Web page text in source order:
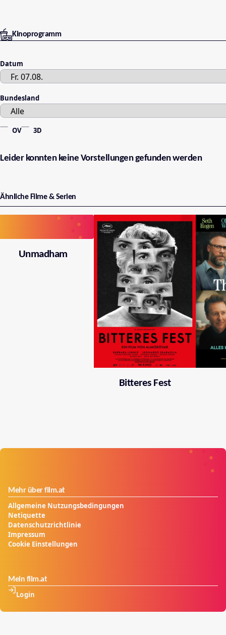
Kinoprogramm
Datum
Bundesland
OV 3D
Leider konnten keine Vorstellungen gefunden werden
Ähnliche Filme & Serien
Unmadham
Bitteres Fest
Mehr über film.at
Allgemeine Nutzungsbedingungen
Netiquette
Datenschutzrichtlinie
Impressum
Cookie Einstellungen
Mein film.at
Login